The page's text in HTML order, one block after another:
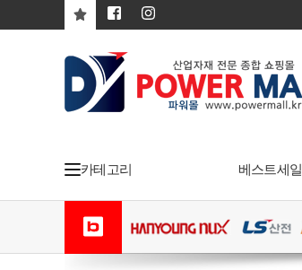
카테고리 베스트세일